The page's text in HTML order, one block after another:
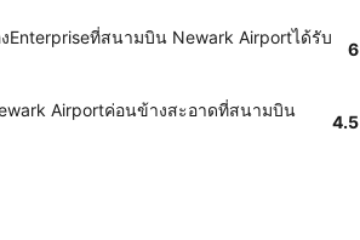
Enterpriseที่สนามบิน Newark Airportได้รับ
6
Airportค่อนข้างสะอาดที่สนามบิน
4.5